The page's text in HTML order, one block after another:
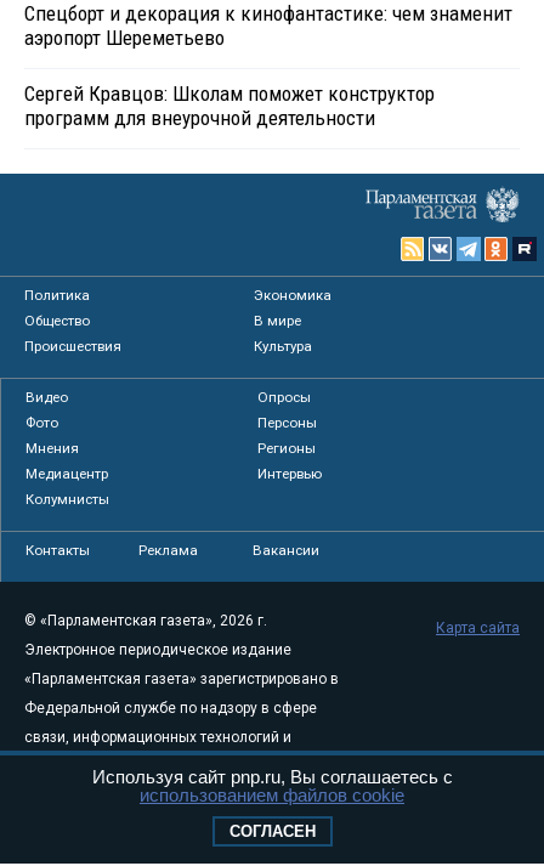
Спецборт и декорация к кинофантастике: чем знаменит
аэропорт Шереметьево
Сергей Кравцов: Школам поможет конструктор
программ для внеурочной деятельности
Политика
Экономика
Общество
В мире
Происшествия
Культура
Видео
Опросы
Фото
Персоны
Мнения
Регионы
Медиацентр
Интервью
Колумнисты
Контакты Реклама Вакансии
© «Парламентская газета», 2026 г.
Электронное периодическое издание
«Парламентская газета» зарегистрировано в
Федеральной службе по надзору в сфере
связи, информационных технологий и
массовых коммуникаций (Роскомнадзор) 05
августа 2011 года. 18+
Свидетельство о регистрации Эл № ФС77-
Карта сайта
Используя сайт pnp.ru, Вы соглашаетесь с
использованием файлов cookie
СОГЛАСЕН